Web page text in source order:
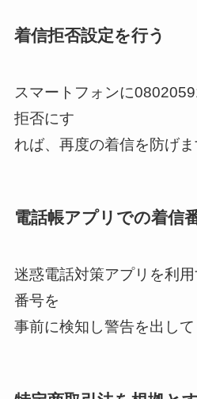
着信拒否設定を行う
スマートフォンに
拒否にす
れば、再度の着信を防げま
電話帳アプリでの着信
迷惑電話対策アプリを利
番号を
事前に検知し警告を出して